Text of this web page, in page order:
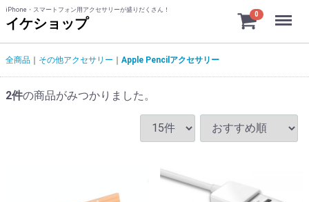
iPhone・スマートフォン用アクセサリーが盛りだくさん！
イケショップ
0 Menu
全商品 その他アクセサリー Apple Pencilアクセサリー
2件の商品がみつかりました。